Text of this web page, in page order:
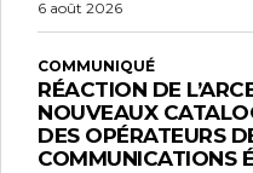
6 août 2026
COMMUNIQUÉ
RÉACTION DE
NOUVEAUX
DES OPÉRATEURS
COMMUNICATIONS